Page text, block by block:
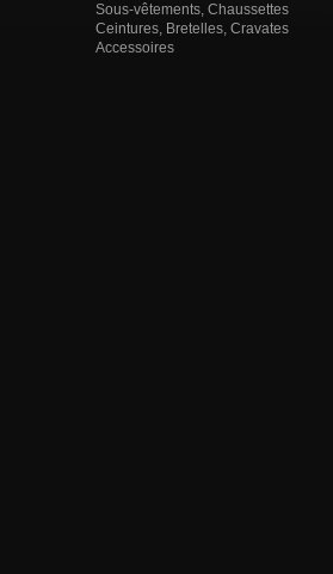
Sous-vêtements, Chaussettes
Ceintures, Bretelles, Cravates
Accessoires